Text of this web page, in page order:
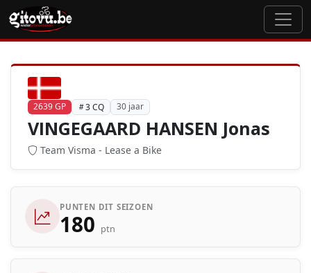
2639 GP 3 CQ 30 jaar
VINGEGAARD HANSEN Jonas
Team Visma - Lease a Bike
PUNTEN DIT SEIZOEN
180 ptn